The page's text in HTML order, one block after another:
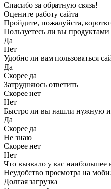
Спасибо за обратную связь!
Оцените работу сайта
Пройдите, пожалуйста,
Пользуетесь ли вы
Да
Нет
Удобно ли вам пользоваться
Да
Скорее да
Затрудняюсь ответить
Скорее нет
Нет
Быстро ли вы нашли нужную
Да
Скорее да
Не знаю
Скорее нет
Нет
Что вызвало у вас наибольшее
Неудобство просмотра на
Долгая загрузка